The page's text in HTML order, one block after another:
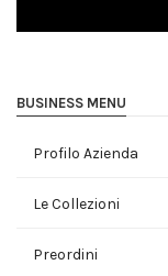
BUSINESS MENU
Profilo Azienda
Le Collezioni
Preordini